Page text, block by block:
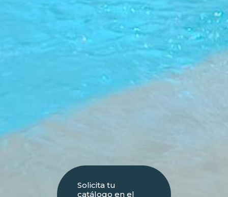
Solicita tu
catálogo en el